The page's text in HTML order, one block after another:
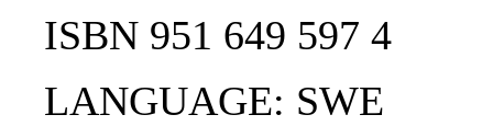
ISBN 951 649 597 4
LANGUAGE: SWE